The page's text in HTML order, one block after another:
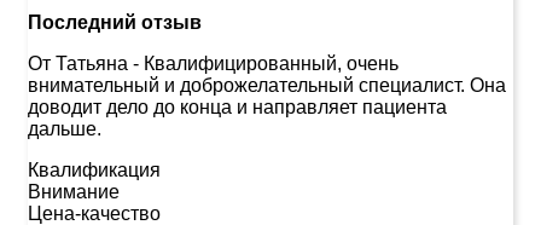
Последний отзыв
От Татьяна - Квалифицированный, очень
внимательный и доброжелательный специалист. Она
доводит дело до конца и направляет пациента
дальше.
Квалификация
Внимание
Цена-качество